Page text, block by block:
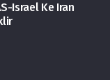
Israel Ke Iran